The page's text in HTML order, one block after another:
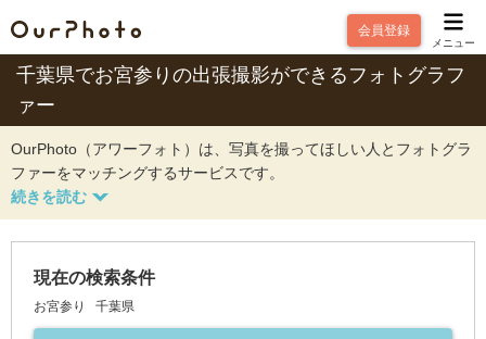
会員登録
メニュー
千葉県でお宮参りの出張撮影ができるフォトグラフ
ァー
OurPhoto（アワーフォト）は、写真を撮ってほしい人とフォトグラ
ファーをマッチングするサービスです。
現在の検索条件
お宮参り 千葉県